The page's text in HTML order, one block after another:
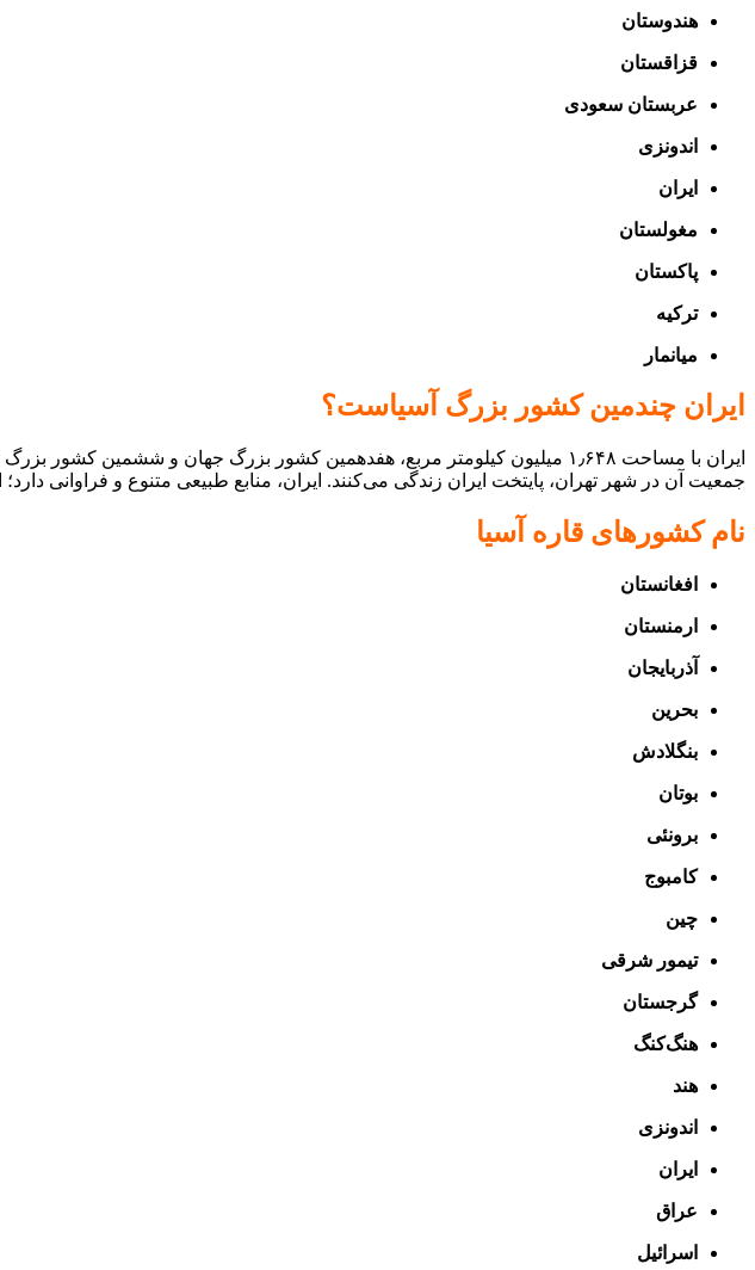
هندوستان
قزاقستان
عربستان سعودی
اندونزی
ایران
مغولستان
پاکستان
ترکیه
میانمار
ایران چندمین کشور بزرگ آسیاست؟
جمعیت آن در شهر تهران،‌ پایتخت ایران زندگی می‌کنند. ایران، منابع طبیعی متنوع و فراوانی
نام کشورهای قاره آسیا
افغانستان
ارمنستان
آذربایجان
بحرین
بنگلادش
بوتان
برونئی
کامبوج
چین
تیمور شرقی
گرجستان
هنگ‌کنگ
هند
اندونزی
ایران
عراق
اسرائيل